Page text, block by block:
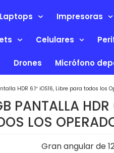
Laptops Impresoras
Celulares
Drones Micrófono
HDR 6.1″ iOS16, Libre para todos los
PANTALLA HDR
LOS
Gran angular de